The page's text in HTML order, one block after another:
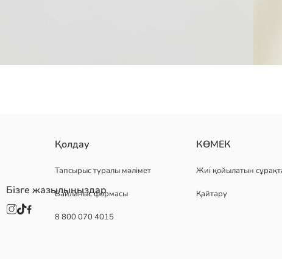
кестеленген питер пэн жағалы қыздарға арналған жейде 100%
Бренд:
жыныс:
Қолдау
Тапсырыс туралы мәлімет
Байланыс формасы
8 800 070 4015
КӨМЕК
Жиі қойылатын
Қайтару
Бізге жазылыңыздар